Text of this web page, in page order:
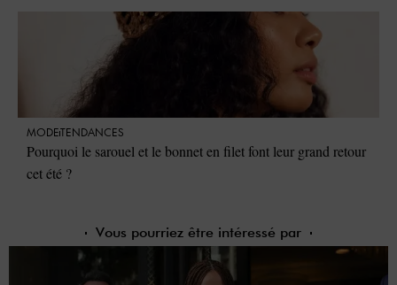
MODE TENDANCES
Pourquoi le sarouel et le bonnet en filet font leur grand retour
cet été ?
Vous pourriez être intéressé par